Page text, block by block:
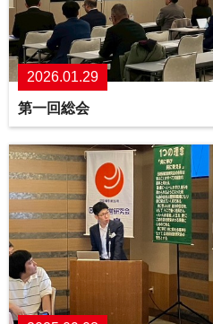
2026.01.29
第一回総会